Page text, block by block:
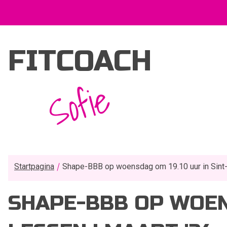
FITCOACH
Sofie
Startpagina Shape-BBB op woensdag om 19.10 uur in
SHAPE-BBB OP